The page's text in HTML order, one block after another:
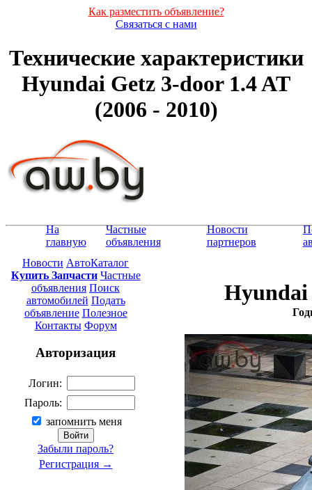
Как разместить объявление?
Связаться с нами
Технические характеристики
Hyundai Getz 3-door 1.4 AT
(2006 - 2010)
На
главную
Частные
объявления
Новости
партнеров
Новости АвтоКаталог
Купить Запчасти Частные
объявления Поиск
автомобилей Подать
объявление Полезное
Контакты Форум
Авторизация
Логин:
Пароль:
запомнить меня
Забыли пароль?
Регистрация →
Hyundai